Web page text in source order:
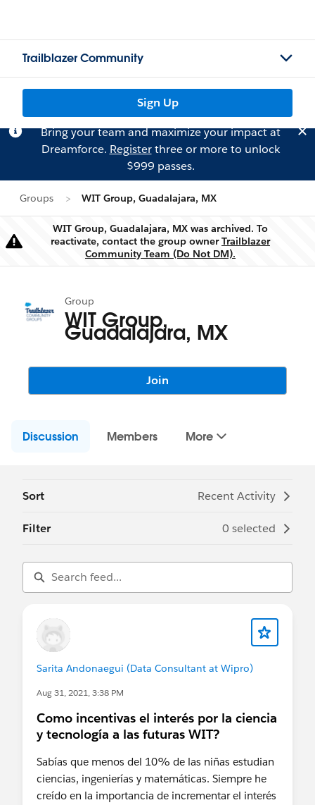
Trailblazer Community
Sign Up
Bring your team and maximize your impact at
Dreamforce. Registerthree or more to unlock
$999 passes.
Groups WIT Group, Guadalajara, MX
Warning
WIT Group, Guadalajara, MX was archived. To
reactivate, contact the group ownerTrailblazer
Community Team (Do Not DM).
Group
WIT Group,
Guadalajara, MX
Join
Discussion Members More
Sort Recent Activity
Filter 0 selected
Sarita Andonaegui (Data Consultant at Wipro)
Aug 31, 2021, 3:38 PM
Como incentivas el interés por la ciencia
y tecnología a las futuras WIT?
Sabías que menos del 10% de las niñas estudian
ciencias, ingenierías y matemáticas. Siempre he
creído en la importancia de incrementar el interés